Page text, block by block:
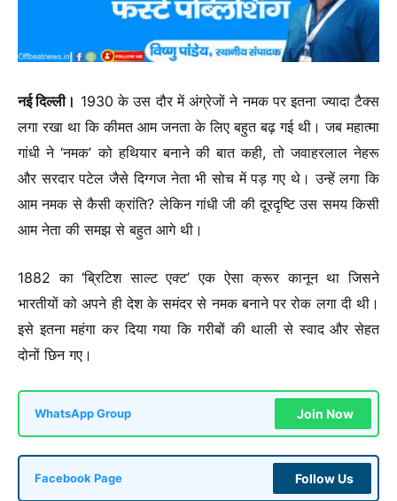
नई दिल्ली। 1930 के उस दौर में अंग्रेजों ने नमक पर इतना ज्यादा टैक्स
लगा रखा था कि कीमत आम जनता के लिए बहुत बढ़ गई थी। जब महात्मा
गांधी ने ‘नमक’ को हथियार बनाने की बात कही, तो जवाहरलाल नेहरू
और सरदार पटेल जैसे दिग्गज नेता भी सोच में पड़ गए थे। उन्हें लगा कि
आम नमक से कैसी क्रांति? लेकिन गांधी जी की दूरदृष्टि उस समय किसी
आम नेता की समझ से बहुत आगे थी।
1882 का ‘ब्रिटिश साल्ट एक्ट’ एक ऐसा क्रूर कानून था जिसने
भारतीयों को अपने ही देश के समंदर से नमक बनाने पर रोक लगा दी थी।
इसे इतना महंगा कर दिया गया कि गरीबों की थाली से स्वाद और सेहत
दोनों छिन गए।
WhatsApp Group Join Now
Facebook Page Follow Us